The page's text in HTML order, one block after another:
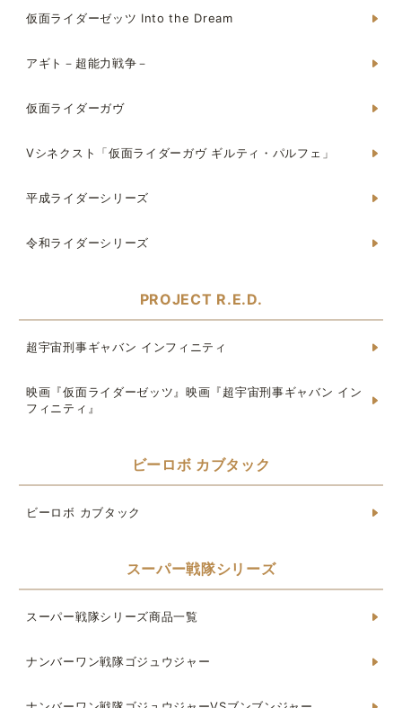
仮面ライダーゼッツ Into the Dream
アギト－超能力戦争－
仮面ライダーガヴ
Vシネクスト「仮面ライダーガヴ ギルティ・パルフェ」
平成ライダーシリーズ
令和ライダーシリーズ
PROJECT R.E.D.
超宇宙刑事ギャバン インフィニティ
映画『仮面ライダーゼッツ』映画『超宇宙刑事ギャバン イン
フィニティ』
ビーロボ カブタック
ビーロボ カブタック
スーパー戦隊シリーズ
スーパー戦隊シリーズ商品一覧
ナンバーワン戦隊ゴジュウジャー